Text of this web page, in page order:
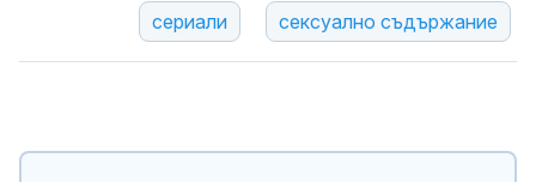
сериали сексуално съдържание